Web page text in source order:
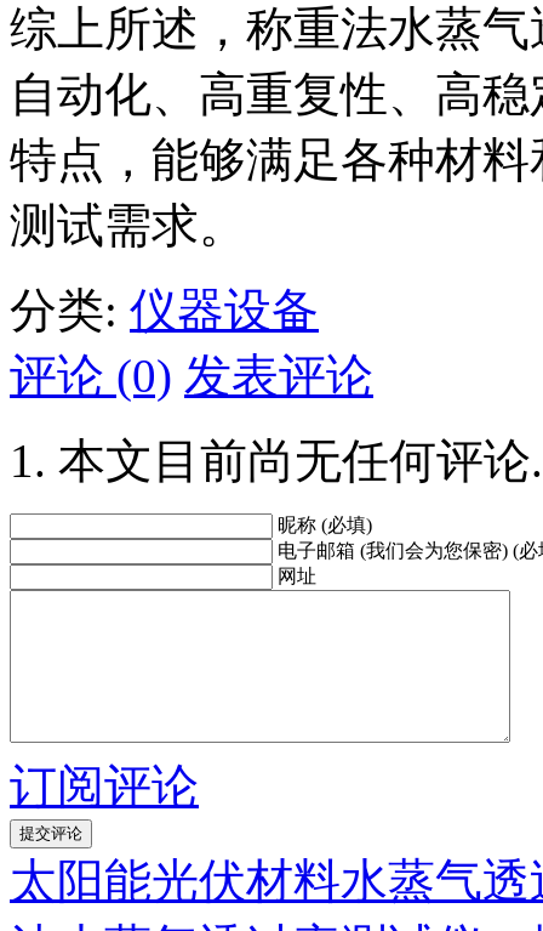
综上所述，称重法水蒸
自动化、高重复性、高
特点，能够满足各种材
测试需求。
分类: 仪器设备
评论 (0) 发表评论
本文目前尚无任何评论.
昵称 (必填)
电子邮箱 (我们会为您保密) (必
网址
订阅评论
太阳能光伏材料水蒸气